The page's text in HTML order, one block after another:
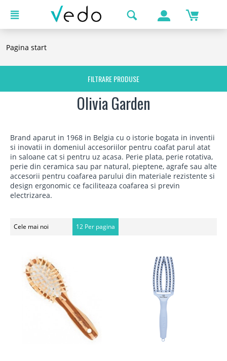
Pagina start
FILTRARE PRODUSE
Olivia Garden
Brand aparut in 1968 in Belgia cu o istorie bogata in inventii
si inovatii in domeniul accesoriilor pentru coafat parul atat
in saloane cat si pentru uz acasa. Perie plata, perie rotativa,
perie din ceramica sau par natural, pieptene, agrafe sau alte
accesorii pentru coafarea parului din materiale rezistente si
design ergonomic ce faciliteaza coafarea si previn
electrizarea.
Cele mai noi 12 Per pagina